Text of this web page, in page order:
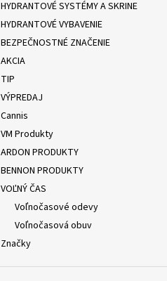
HYDRANTOVÉ SYSTÉMY A SKRINE
HYDRANTOVÉ VYBAVENIE
BEZPEČNOSTNÉ ZNAČENIE
AKCIA
TIP
VÝPREDAJ
Cannis
VM Produkty
ARDON PRODUKTY
BENNON PRODUKTY
VOĽNÝ ČAS
Voľnočasové odevy
Voľnočasová obuv
Značky